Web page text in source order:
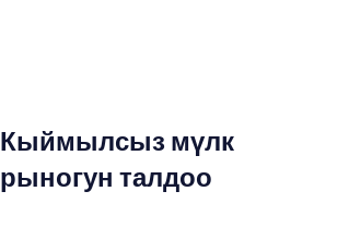
Кыймылсыз мүлк
рыногун талдоо